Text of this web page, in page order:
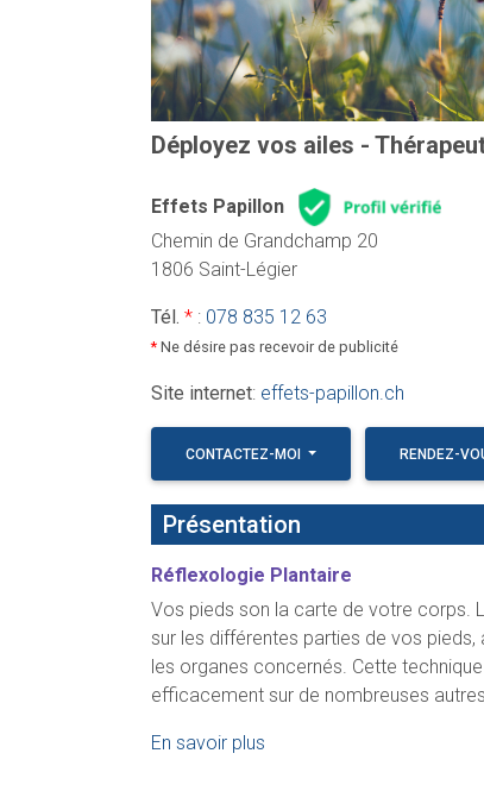
Déployez vos ailes -
Effets Papillon
Chemin de Grandchamp 20
1806 Saint-Légier
Tél. *: 078 835 12 63
*Ne désire pas recevoir de publicité
Site internet: effets-papillon.ch
CONTACTEZ-MOI RENDEZ-
Présentation
Réflexologie Plantaire
Vos pieds son la carte de votre corps.
sur les différentes parties de vos
les organes concernés. Cette
efficacement sur de nombreuses
En savoir plus